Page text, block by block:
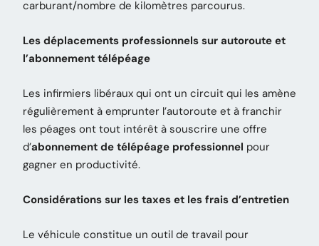
carburant/nombre de kilomètres parcourus.
Les déplacements professionnels sur autoroute et
l’abonnement télépéage
Les infirmiers libéraux qui ont un circuit qui les amène
régulièrement à emprunter l’autoroute et à franchir
les péages ont tout intérêt à souscrire une offre
d’abonnement de télépéage professionnel pour
gagner en productivité.
Considérations sur les taxes et les frais d’entretien
Le véhicule constitue un outil de travail pour